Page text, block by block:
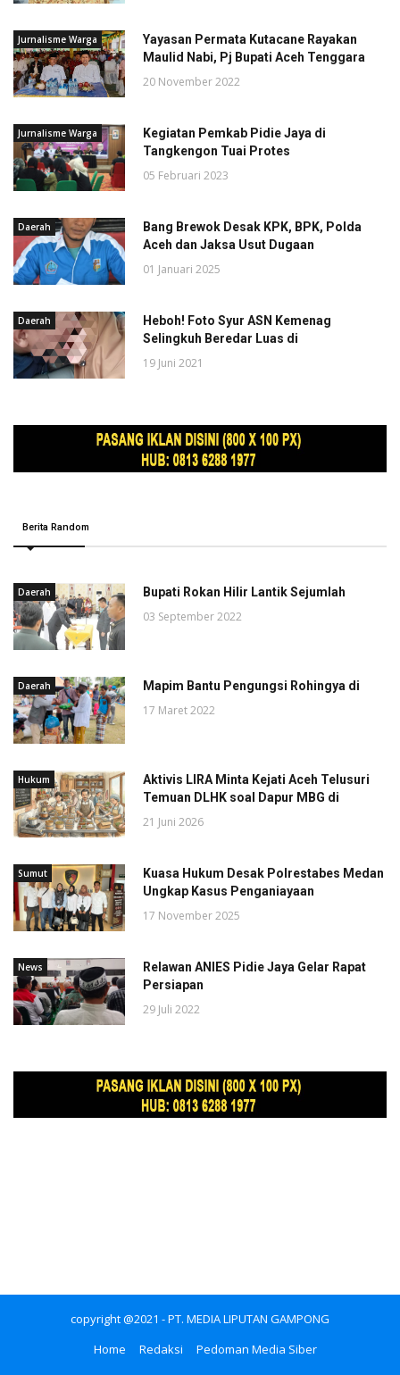
Jurnalisme Warga
Yayasan Permata Kutacane Rayakan
Maulid Nabi, Pj Bupati Aceh Tenggara
20 November 2022
Jurnalisme Warga
Kegiatan Pemkab Pidie Jaya di
Tangkengon Tuai Protes
05 Februari 2023
Daerah
Bang Brewok Desak KPK, BPK, Polda
Aceh dan Jaksa Usut Dugaan
01 Januari 2025
Daerah
Heboh! Foto Syur ASN Kemenag
Selingkuh Beredar Luas di
19 Juni 2021
Berita Random
Daerah Bupati Rokan Hilir Lantik Sejumlah
03 September 2022
Daerah Mapim Bantu Pengungsi Rohingya di
17 Maret 2022
Hukum
Aktivis LIRA Minta Kejati Aceh Telusuri
Temuan DLHK soal Dapur MBG di
21 Juni 2026
Sumut
Kuasa Hukum Desak Polrestabes Medan
Ungkap Kasus Penganiayaan
17 November 2025
News
Relawan ANIES Pidie Jaya Gelar Rapat
Persiapan
29 Juli 2022
copyright @2021 - PT. MEDIA LIPUTAN GAMPONG
Home
Redaksi Pedoman Media Siber